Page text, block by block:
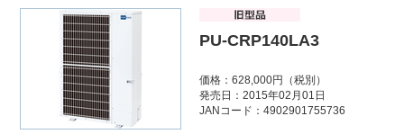
PU-CRP140LA3
価格：628,000円（税別）
発売日：2015年02月01日
JANコード：4902901755736